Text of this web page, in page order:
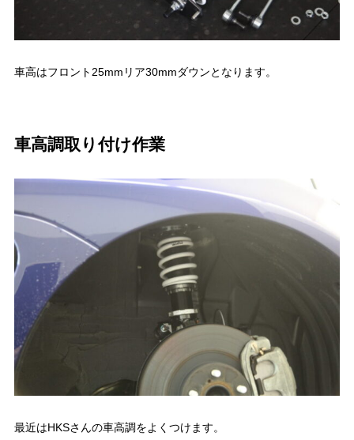
車高はフロント25mmリア30mmダウンとなります。
車高調取り付け作業
最近はHKSさんの車高調をよくつけます。